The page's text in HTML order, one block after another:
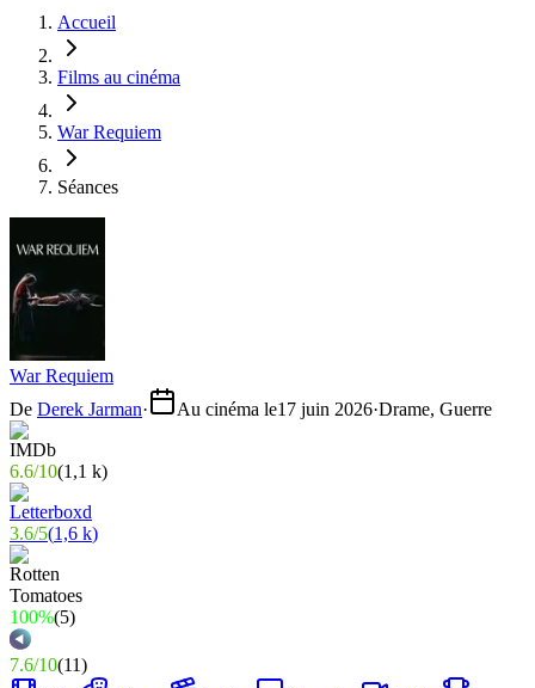
Accueil
Films au cinéma
War Requiem
Séances
War Requiem
De Derek Jarman· Au cinéma le17 juin 2026·Drame, Guerre
6.6/10(1,1 k)
3.6/5(1,6 k)
100%(5)
7.6/10(11)